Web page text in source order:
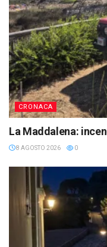
CRONACA
La Maddalena:
8 AGOSTO 2026 0